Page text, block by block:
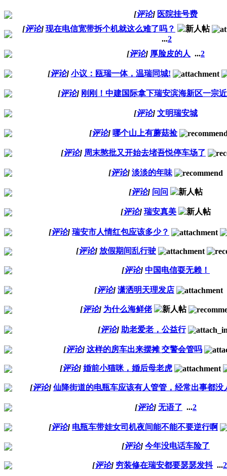
[评论] 医院挂号费
[评论] 现在电信宽带拆个机就这么难了吗？
...2
[评论] 厚脸皮的人 ...2
[评论] 小议：瓯瑞一体，温瑞同城!
[评论] 刚刚！中建国际拿下瑞安滨海新区一宗
[评论] 文明瑞安城
[评论] 哪个山上有蘑菇捡
[评论] 周末憨批又开始去堵吾悦停车场了
[评论] 淡淡的年味
[评论] 问问
[评论] 瑞安真美
[评论] 瑞安市人情红包应该多少？
[评论] 放假期间乱行驶
[评论] 中国电信耍无赖！
[评论] 潇洒明天理发店
[评论] 为什么海鲜佬
[评论] 助老爱老，公益行
[评论] 这样的房车出来摆摊 交警会管吗
[评论] 婚前小猫咪，婚后母老虎
[评论] 仙降街道的电瓶车应该有人管管，经常出事都没
[评论] 无语了 ...2
[评论] 电瓶车带娃女司机夜间能不能不要逆行啊
[评论] 今年没电话车险了
[评论] 穷装修在瑞安都要瑟瑟发抖 ...2